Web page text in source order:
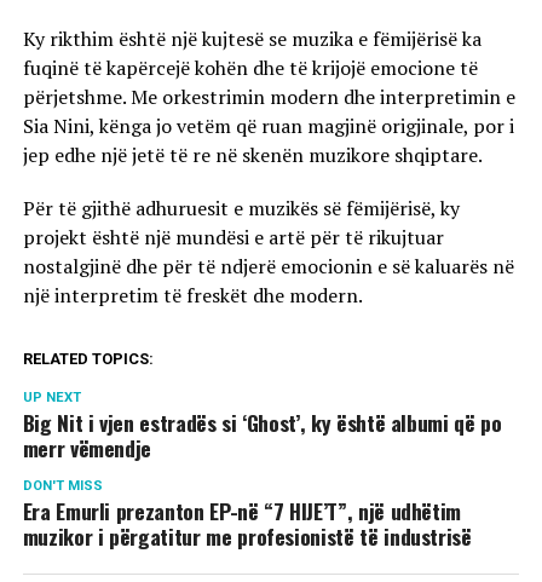
Ky rikthim është një kujtesë se muzika e fëmijërisë ka
fuqinë të kapërcejë kohën dhe të krijojë emocione të
përjetshme. Me orkestrimin modern dhe interpretimin e
Sia Nini, kënga jo vetëm që ruan magjinë origjinale, por i
jep edhe një jetë të re në skenën muzikore shqiptare.
Për të gjithë adhuruesit e muzikës së fëmijërisë, ky
projekt është një mundësi e artë për të rikujtuar
nostalgjinë dhe për të ndjerë emocionin e së kaluarës në
një interpretim të freskët dhe modern.
RELATED TOPICS:
UP NEXT
Big Nit i vjen estradës si ‘Ghost’, ky është albumi që po
merr vëmendje
DON'T MISS
Era Emurli prezanton EP-në “7 HIJE’T”, një udhëtim
muzikor i përgatitur me profesionistë të industrisë